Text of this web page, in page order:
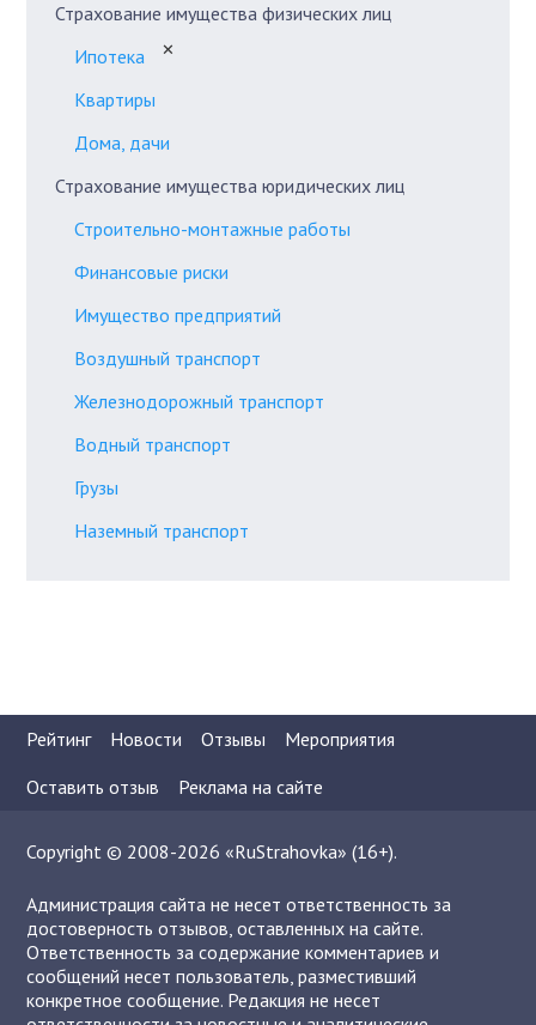
Страхование имущества физических лиц
Ипотека
✕
Квартиры
Дома, дачи
Страхование имущества юридических лиц
Строительно-монтажные работы
Финансовые риски
Имущество предприятий
Воздушный транспорт
Железнодорожный транспорт
Водный транспорт
Грузы
Наземный транспорт
Рейтинг Новости Отзывы
Мероприятия
Оставить отзыв
Реклама на сайте
Copyright © 2008-2026 «RuStrahovka» (16+).
Администрация сайта не несет ответственность за
достоверность отзывов, оставленных на сайте.
Ответственность за содержание комментариев и
сообщений несет пользователь, разместивший
конкретное сообщение. Редакция не несет